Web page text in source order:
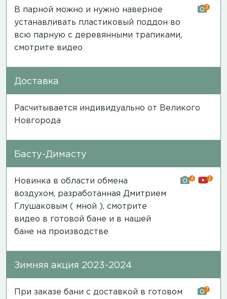
В парной можно и нужно наверное
устанавливать пластиковый поддон во
всю парную с деревянными трапиками,
смотрите видео
3
Доставка
Расчитывается индивидуально от Великого
Новгорода
Басту-Димасту
Новинка в области обмена
воздухом, разработанная Дмитрием
Глушаковым ( мной ), смотрите
видео в готовой бане и в нашей
бане на производстве
4 2
Зимняя акция 2023-2024
При заказе бани с доставкой в готовом
7